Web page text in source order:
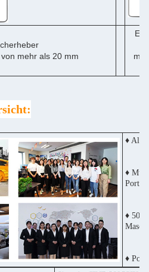
mehr als 20 mm
mit
♦ Alle
♦
♦ 50%
♦